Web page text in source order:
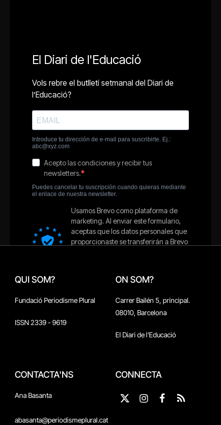
QUI SOM?
Fundació Periodisme Plural
ISSN 2339 - 9619
ON SOM?
Carrer Bailén 5, principal.
08010, Barcelona
El Diari de l'Educació
CONTACTA'NS
Ana Basanta
abasanta@periodismeplural.cat
CONNECTA
X
Instagram
Facebook
RSS